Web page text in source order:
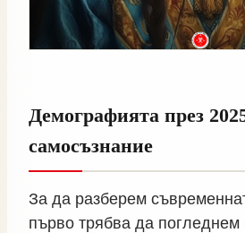
Демографията през
самосъзнание
За да разберем
първо трябва да